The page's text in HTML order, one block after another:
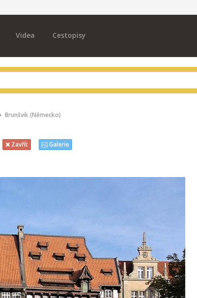
Videa Cestopisy
Brunšvik (Německo)
Zavřít Galerie